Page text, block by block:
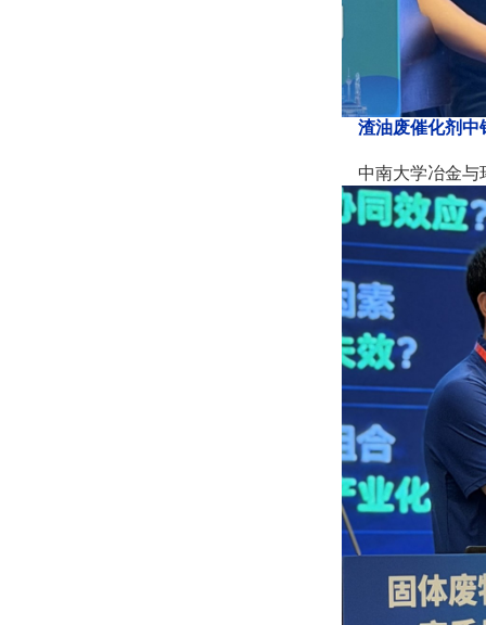
渣油废催化剂中
中南大学冶金与